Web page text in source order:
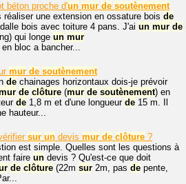
béton proche d'un mur de soutènement
une extension en ossature bois de
dalle bois avec toiture 4 pans. J'ai un mur de
qui longe un mur
bloc a bancher...
mur de soutènement
de chainages horizontaux dois-je prévoir
de clôture (mur de soutènement) en
de 1,8 m et d'une longueur de 15 m. Il
hauteur...
sur un devis mur de clôture ?
est simple. Quelles sont les questions à
faire un devis ? Qu'est-ce que doit
de clôture (22m sur 2m, pas de pente,